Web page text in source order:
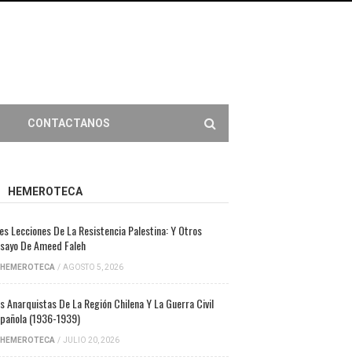
CONTACTANOS
HEMEROTECA
Lecciones De La Resistencia Palestina: Y Otros
De Ameed Faleh
HEMEROTECA / AGOSTO 5, 2026
Anarquistas De La Región Chilena Y La Guerra Civil
(1936-1939)
HEMEROTECA / JULIO 20, 2026